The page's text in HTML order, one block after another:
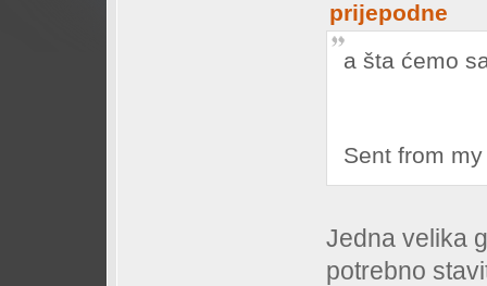
prijepodne
a šta ćemo
Sent from
Jedna velika
potrebno